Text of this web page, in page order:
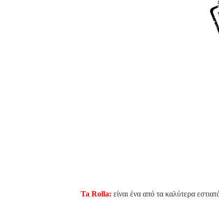
Ta Rolla: είναι ένα από τα καλύτερα